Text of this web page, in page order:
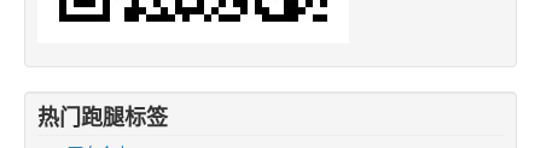
热门跑腿标签